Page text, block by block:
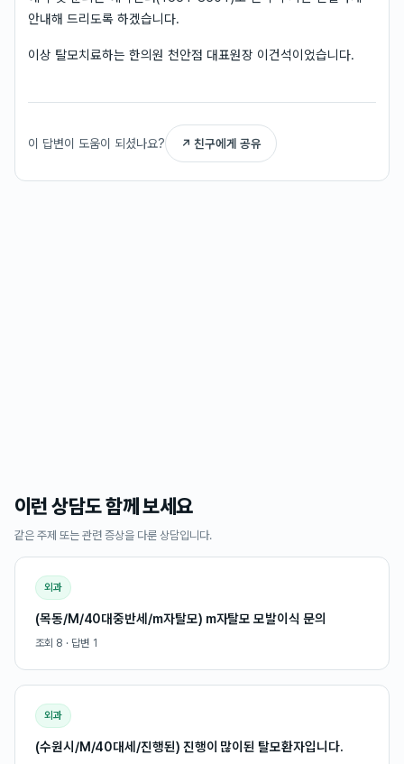
안내해 드리도록 하겠습니다.
이상 탈모치료하는 한의원 천안점 대표원장 이건석이었습니다.
이 답변이 도움이 되셨나요? ↗ 친구에게 공유
이런 상담도 함께 보세요
같은 주제 또는 관련 증상을 다룬 상담입니다.
외과
(목동/M/40대중반세/m자탈모) m자탈모 모발이식 문의
조회 8 · 답변 1
외과
(수원시/M/40대세/진행된) 진행이 많이된 탈모환자입니다.